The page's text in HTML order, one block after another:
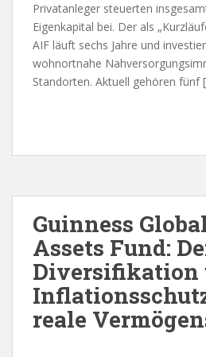
Privatanleger steuerten
Eigenkapital bei. Der als
AIF läuft sechs Jahre und
wohnortnahe
Standorten. Aktuell gehören fünf
Guinness
Assets Fund:
Diversifikation
reale